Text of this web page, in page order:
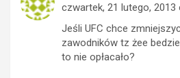
czwartek, 21 lutego, 2013
Jeśli UFC chce
zawodników tz żee
to nie opłacało?